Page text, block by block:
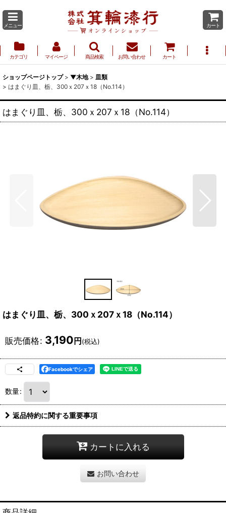
メニュー カート
カテゴリ マイページ 商品検索 お問い合わせ カート
ショップページトップ > ▼木地 > 皿類
> はまぐり皿、栃、300ｘ207ｘ18（No.114）
はまぐり皿、栃、300ｘ207ｘ18（No.114）
はまぐり皿、栃、300ｘ207ｘ18（No.114）
販売価格: 3,190円(税込)
Facebookでシェア
数量:
返品特約に関する重要事項
カートに入れる
お問い合わせ